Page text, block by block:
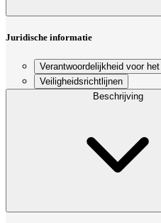
Juridische informatie
Verantwoordelijkheid voor het
Veiligheidsrichtlijnen
Beschrijving